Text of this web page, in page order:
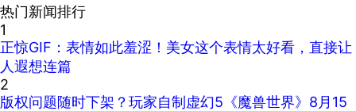
热门新闻排行
1
正惊GIF：表情如此羞涩！美女这个表情太好看，直接让
人遐想连篇
2
版权问题随时下架？玩家自制虚幻5《魔兽世界》8月15